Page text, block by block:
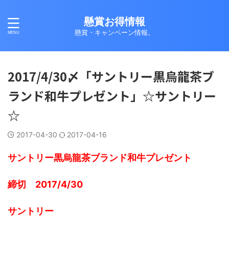
懸賞お得情報
懸賞・キャンペーン情報。
2017/4/30〆「サントリー黒烏龍茶ブ
ランド和牛プレゼント」☆サントリー
☆
2017-04-30 2017-04-16
サントリー黒烏龍茶ブランド和牛プレゼント
締切 2017/4/30
サントリー